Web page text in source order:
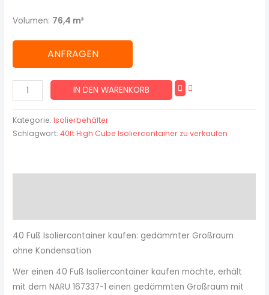
Volumen: 76,4 m³
ANFRAGEN
IN DEN WARENKORB
Kategorie:Isolierbehälter
Schlagwort:40ft High Cube Isoliercontainer zu verkaufen
40 Fuß Isoliercontainer kaufen: gedämmter Großraum
ohne Kondensation
Wer einen 40 Fuß Isoliercontainer kaufen möchte, erhält
mit dem NARU 167337-1 einen gedämmten Großraum mit